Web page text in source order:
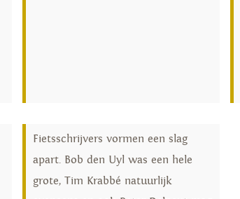
Fietsschrijvers vormen een slag
apart. Bob den Uyl was een hele
grote, Tim Krabbé natuurlijk